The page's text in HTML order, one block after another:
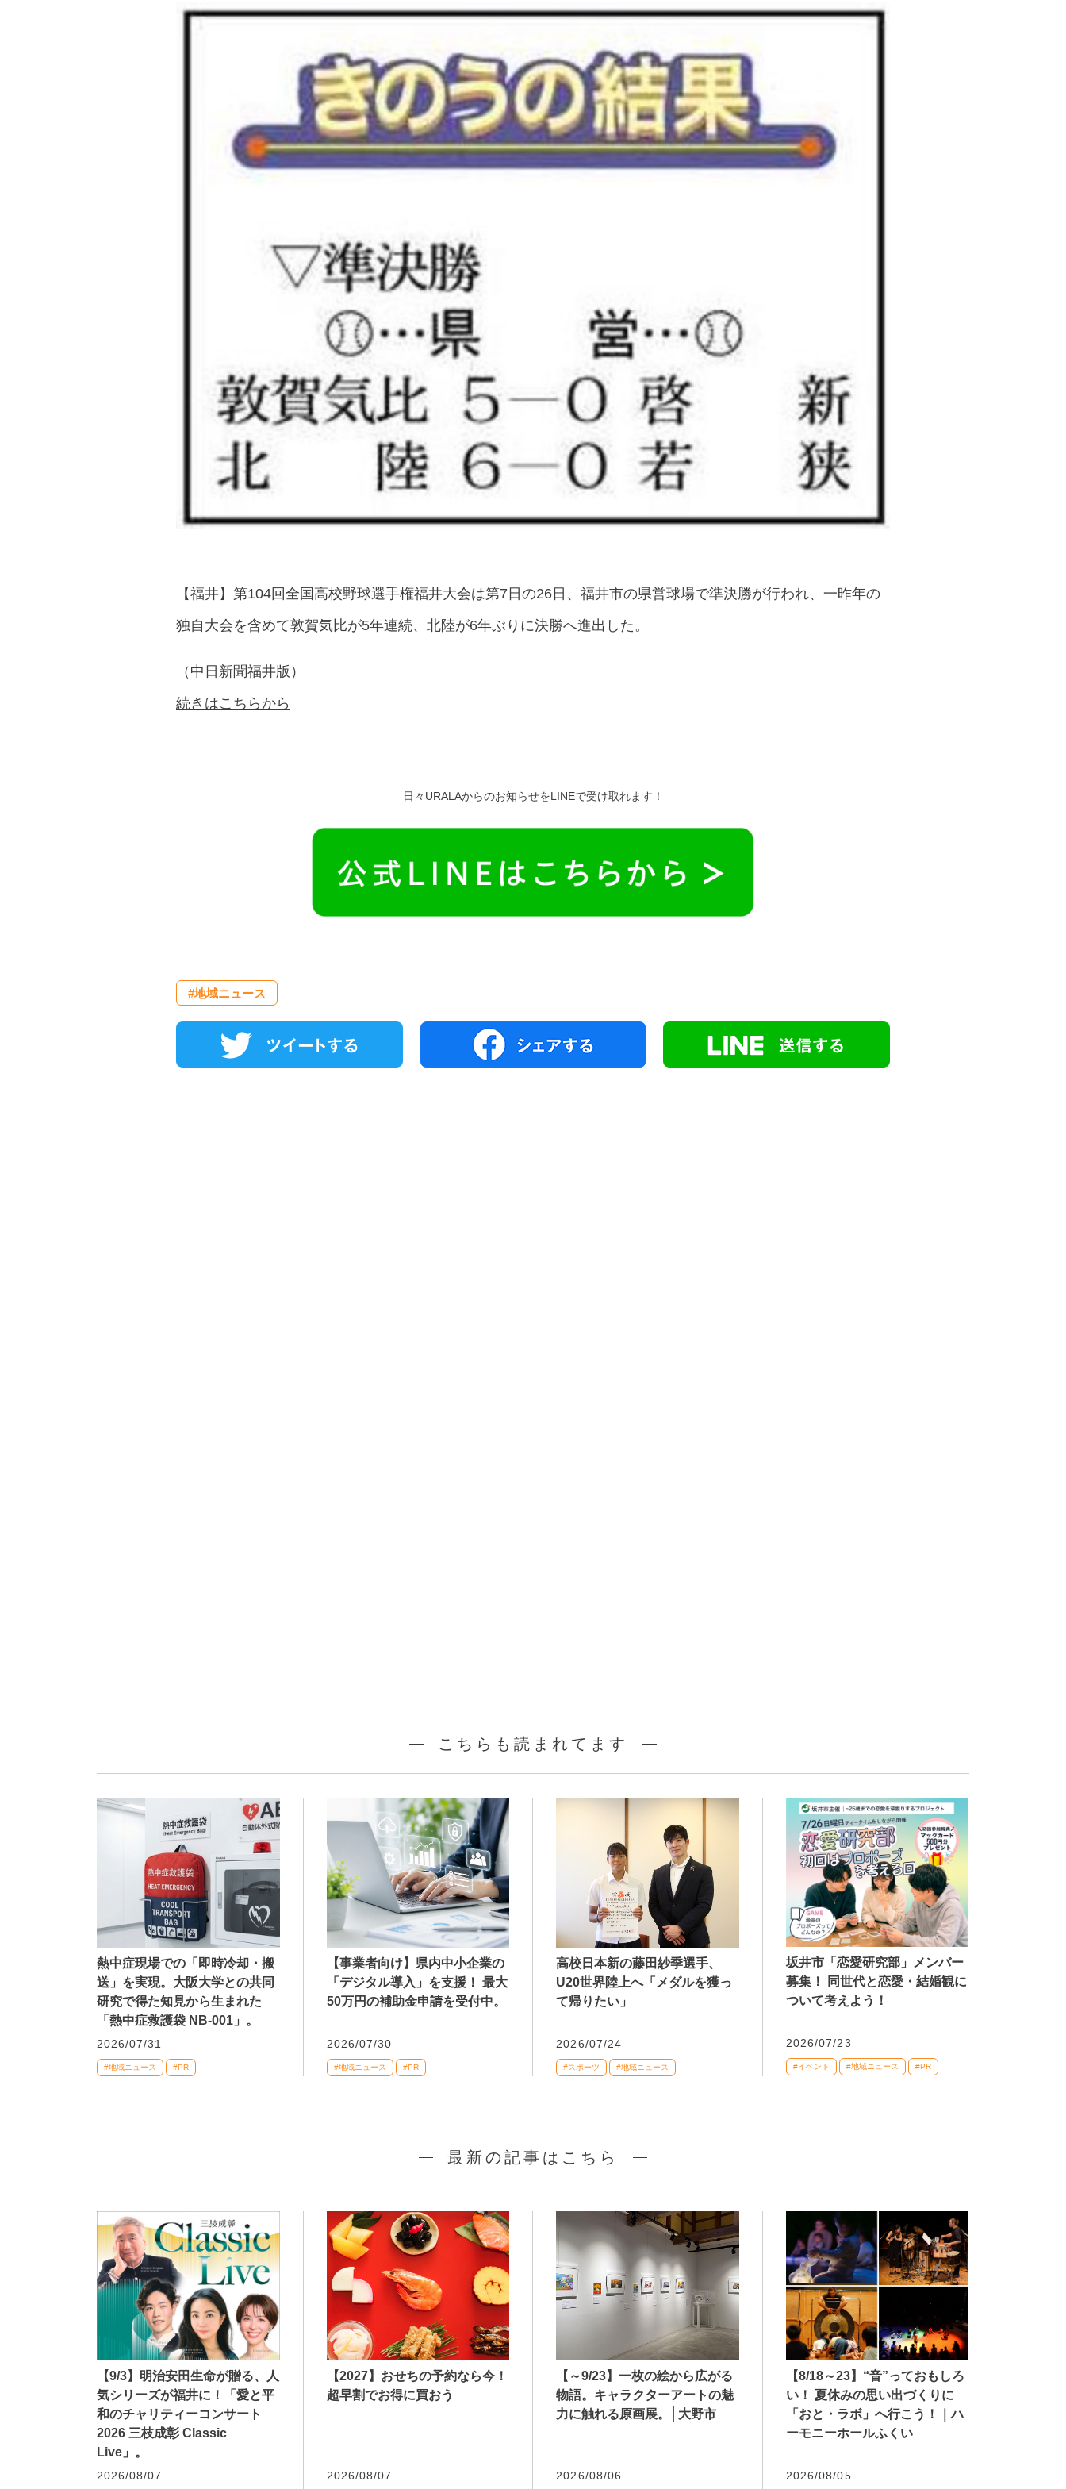
【福井】第104回全国高校野球選手権福井大会は第7日の26日、福井市の県営球場で準決勝が行われ、一昨年の
独自大会を含めて敦賀気比が5年連続、北陸が6年ぶりに決勝へ進出した。
（中日新聞福井版）
続きはこちらから
日々URALAからのお知らせをLINEで受け取れます！
#地域ニュース
こちらも読まれてます
熱中症現場での「即時冷却・搬
送」を実現。大阪大学との共同
研究で得た知見から生まれた
「熱中症救護袋 NB-001」。
2026/07/31
#地域ニュース #PR
【事業者向け】県内中小企業の
「デジタル導入」を支援！ 最大
50万円の補助金申請を受付中。
2026/07/30
#地域ニュース #PR
高校日本新の藤田紗季選手、
U20世界陸上へ「メダルを獲っ
て帰りたい」
2026/07/24
#スポーツ #地域ニュース
坂井市「恋愛研究部」メンバー
募集！ 同世代と恋愛・結婚観に
ついて考えよう！
2026/07/23
#イベント #地域ニュース #PR
最新の記事はこちら
【9/3】明治安田生命が贈る、人
気シリーズが福井に！「愛と平
和のチャリティーコンサート
2026 三枝成彰 Classic
Live」。
2026/08/07
【2027】おせちの予約なら今！
超早割でお得に買おう
2026/08/07
【～9/23】一枚の絵から広がる
物語。キャラクターアートの魅
力に触れる原画展。│大野市
2026/08/06
【8/18～23】“音”っておもしろ
い！ 夏休みの思い出づくりに
「おと・ラボ」へ行こう！｜ハ
ーモニーホールふくい
2026/08/05